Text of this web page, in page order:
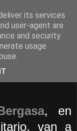
, en
van a
its services
user-agent are
and security
usage